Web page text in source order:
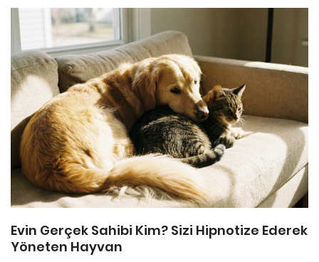
Evin Gerçek Sahibi Kim? Sizi Hipnotize Ederek
Yöneten Hayvan